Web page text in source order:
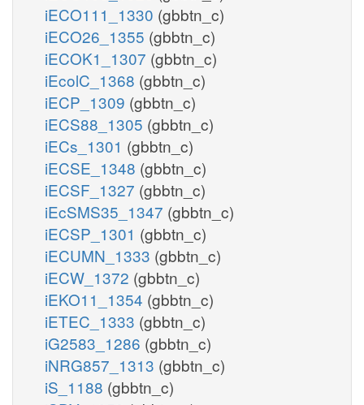
iECO111_1330 (gbbtn_c)
iECO26_1355 (gbbtn_c)
iECOK1_1307 (gbbtn_c)
iEcolC_1368 (gbbtn_c)
iECP_1309 (gbbtn_c)
iECS88_1305 (gbbtn_c)
iECs_1301 (gbbtn_c)
iECSE_1348 (gbbtn_c)
iECSF_1327 (gbbtn_c)
iEcSMS35_1347 (gbbtn_c)
iECSP_1301 (gbbtn_c)
iECUMN_1333 (gbbtn_c)
iECW_1372 (gbbtn_c)
iEKO11_1354 (gbbtn_c)
iETEC_1333 (gbbtn_c)
iG2583_1286 (gbbtn_c)
iNRG857_1313 (gbbtn_c)
iS_1188 (gbbtn_c)